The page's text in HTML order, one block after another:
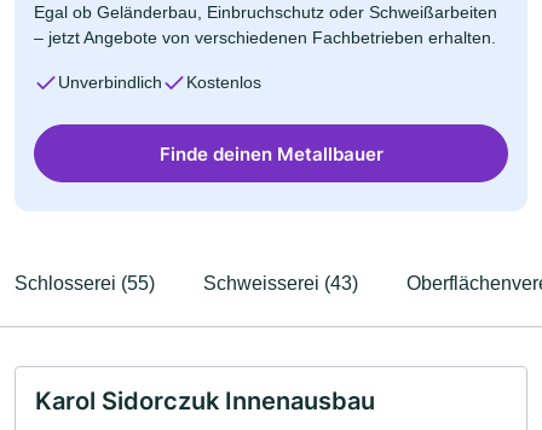
Egal ob Geländerbau, Einbruchschutz oder Schweißarbeiten
– jetzt Angebote von verschiedenen Fachbetrieben erhalten.
Unverbindlich Kostenlos
Finde deinen Metallbauer
Schlosserei (55) Schweisserei (43)
Karol Sidorczuk Innenausbau